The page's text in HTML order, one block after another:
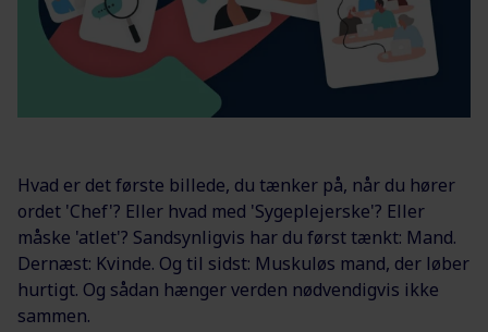
Hvad er det første billede, du tænker på, når du hører
ordet 'Chef'? Eller hvad med 'Sygeplejerske'? Eller
måske 'atlet'? Sandsynligvis har du først tænkt: Mand.
Dernæst: Kvinde. Og til sidst: Muskuløs mand, der løber
hurtigt. Og sådan hænger verden nødvendigvis ikke
sammen.